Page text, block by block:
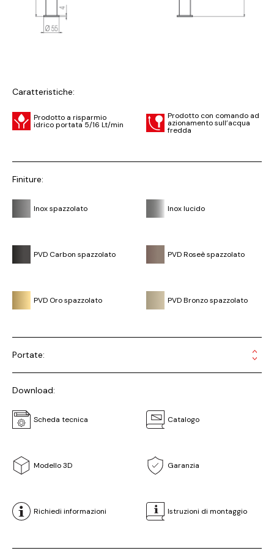
Caratteristiche:
Prodotto a risparmio
idrico portata 5/16 Lt/min
Prodotto con comando ad
azionamento sull’acqua
fredda
Finiture:
Inox spazzolato Inox lucido
PVD Carbon spazzolato PVD Roseè spazzolato
PVD Oro spazzolato PVD Bronzo spazzolato
Portate:
Download:
Scheda tecnica Catalogo
Modello 3D Garanzia
Richiedi informazioni Istruzioni di montaggio